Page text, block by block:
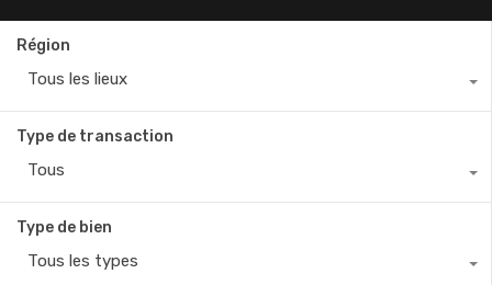
Région
Tous les lieux
Type de transaction
Tous
Type de bien
Tous les types